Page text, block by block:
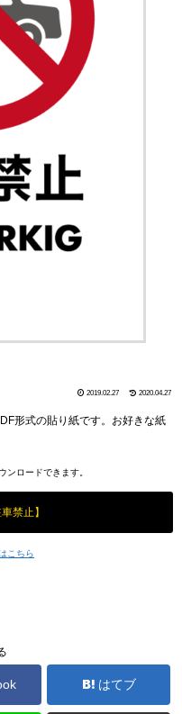
2019.02.27 2020.04.27
形式の貼り紙です。お好きな紙
ンロードできます。
禁止】
こちら
はてブ